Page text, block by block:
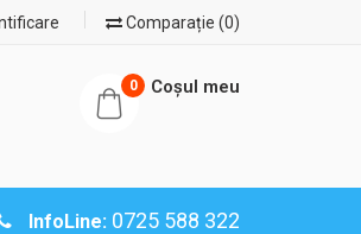
Comparație (0)
0 Coşul meu
InfoLine: 0725 588 322